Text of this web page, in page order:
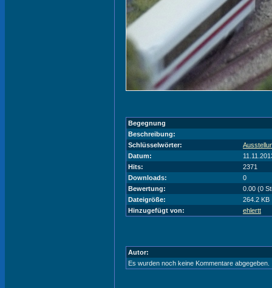
Begegnung
Beschreibung:
Schlüsselwörter:
Datum:
Hits:
2371
Downloads:
0
Bewertung:
0.00 (0
Dateigröße:
264.2 KB
Hinzugefügt von:
ehlertt
Autor:
Es wurden noch keine Kommentare abgegeben.